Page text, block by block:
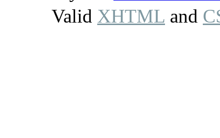
Valid XHTML and